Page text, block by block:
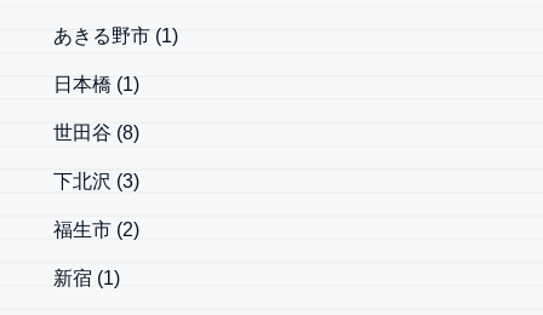
あきる野市 (1)
日本橋 (1)
世田谷 (8)
下北沢 (3)
福生市 (2)
新宿 (1)